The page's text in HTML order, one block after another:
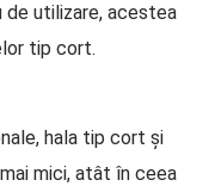
de utilizare, acestea
tip cort.
hala tip cort și
mici, atât în ceea